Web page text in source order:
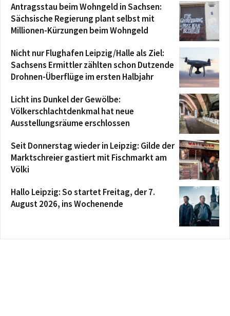
Antragsstau beim Wohngeld in Sachsen:
Sächsische Regierung plant selbst mit
Millionen-Kürzungen beim Wohngeld
Nicht nur Flughafen Leipzig/Halle als Ziel:
Sachsens Ermittler zählten schon Dutzende
Drohnen-Überflüge im ersten Halbjahr
Licht ins Dunkel der Gewölbe:
Völkerschlachtdenkmal hat neue
Ausstellungsräume erschlossen
Seit Donnerstag wieder in Leipzig: Gilde der
Marktschreier gastiert mit Fischmarkt am
Völki
Hallo Leipzig: So startet Freitag, der 7.
August 2026, ins Wochenende